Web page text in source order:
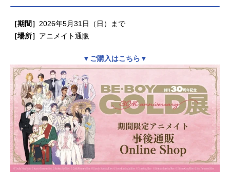
［期間］ 2026年5月31日（日）まで
［場所］ アニメイト通販
▼ご購入はこちら▼